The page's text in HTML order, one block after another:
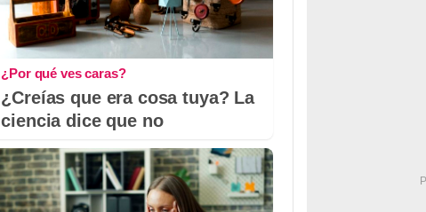
¿Por qué ves caras?
¿Creías que era cosa tuya? La
ciencia dice que no